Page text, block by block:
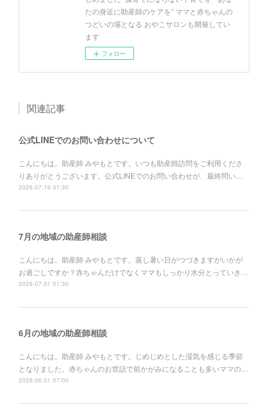
たの身近に助産師のケアを” ママと赤ちゃんの
つどいの場となる おやこサロンも開催してい
ます
フォロー
関連記事
公式LINEでのお問い合わせについて
こんにちは。助産師 みやもとです。いつも助産師訪問をご利用くださ
りありがとうございます。公式LINEでのお問い合わせが、最終問い…
2026.07.16 01:30
7月の地域の助産師相談
こんにちは。助産師 みやもとです。蒸し暑い日がつづきますがいかが
お過ごしですか？赤ちゃんだけでなくママもしっかり水分とっていき…
2026.07.01 01:30
6月の地域の助産師相談
こんにちは。助産師 みやもとです。じめじめとした湿気を感じる季節
となりました。赤ちゃんのお世話で前かがみになることも多いママの…
2026.06.01 07:00